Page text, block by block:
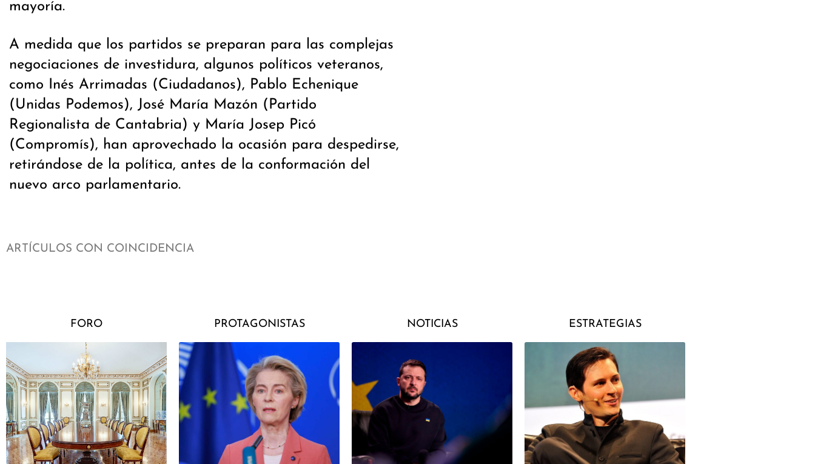
mayoría.
A medida que los partidos se preparan para las complejas
negociaciones de investidura, algunos políticos veteranos,
como Inés Arrimadas (Ciudadanos), Pablo Echenique
(Unidas Podemos), José María Mazón (Partido
Regionalista de Cantabria) y María Josep Picó
(Compromís), han aprovechado la ocasión para despedirse,
retirándose de la política, antes de la conformación del
nuevo arco parlamentario.
ARTÍCULOS CON COINCIDENCIA
FORO PROTAGONISTAS NOTICIAS ESTRATEGIAS